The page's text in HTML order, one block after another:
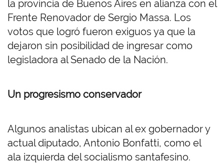
la provincia de Buenos Aires en alianza con el
Frente Renovador de Sergio Massa. Los
votos que logró fueron exiguos ya que la
dejaron sin posibilidad de ingresar como
legisladora al Senado de la Nación.
Un progresismo conservador
Algunos analistas ubican al ex gobernador y
actual diputado, Antonio Bonfatti, como el
ala izquierda del socialismo santafesino.